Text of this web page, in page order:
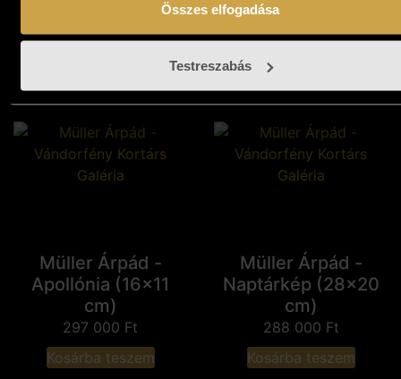
Összes elfogadása
Testreszabás
Kosárba teszem
Müller Árpád -
Apollónia (16x11
cm)
297 000 Ft
Kosárba teszem
Müller Árpád -
Naptárkép (28x20
cm)
288 000 Ft
Kosárba teszem